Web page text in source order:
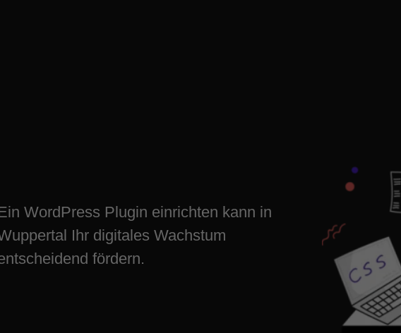
WordPress Plugin einrichten kann in
Ihr digitales Wachstum
fördern.